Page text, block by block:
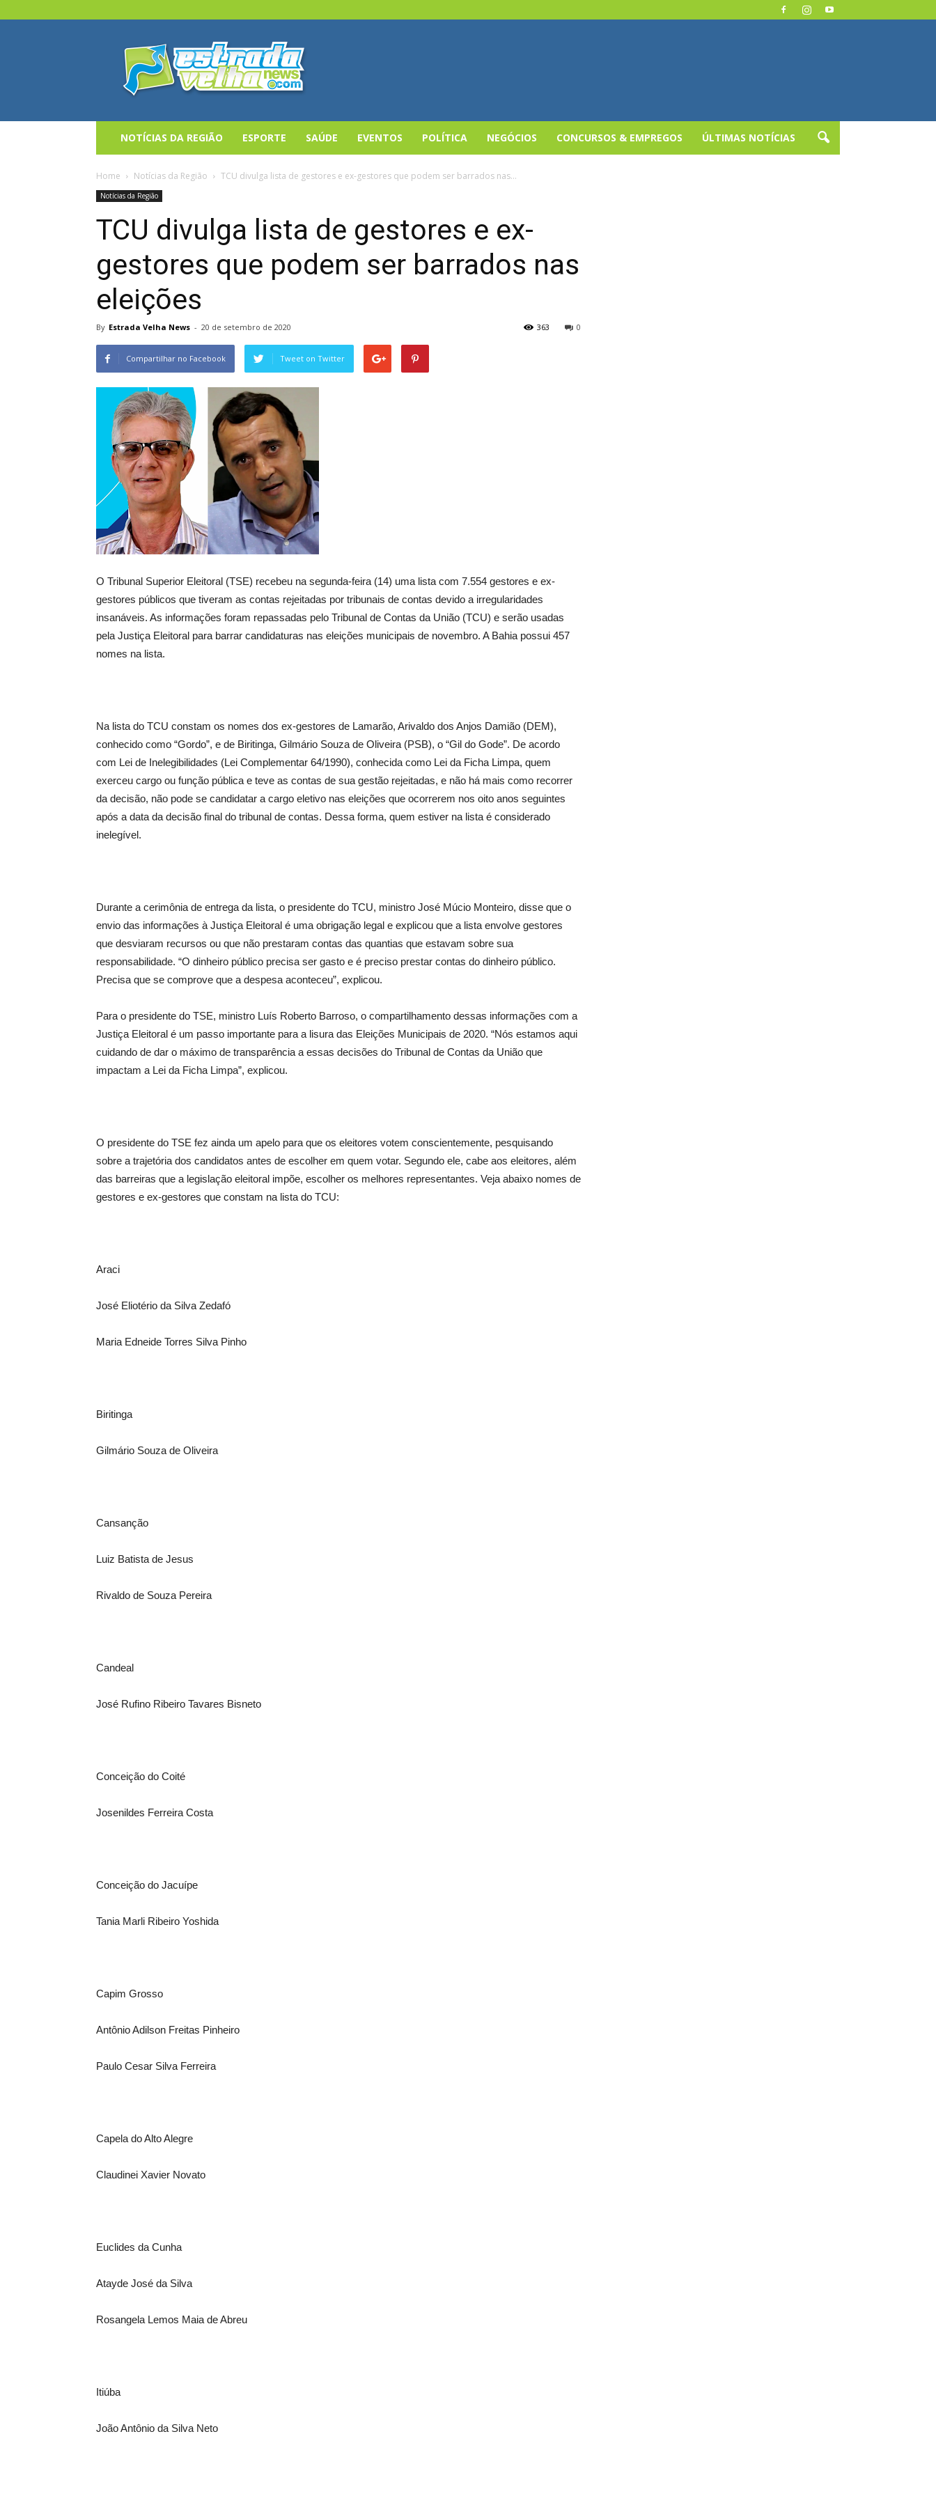
Estrada
Velha
News
NOTÍCIAS DA REGIÃO ESPORTE SAÚDE EVENTOS POLÍTICA NEGÓCIOS CONCURSOS & EMPREGOS ÚLTIMAS NOTÍCIAS
Home Notícias da Região TCU divulga lista de gestores e ex-gestores que podem ser barrados nas...
Notícias da Região
TCU divulga lista de gestores e ex-
gestores que podem ser barrados nas
eleições
By Estrada Velha News - 20 de setembro de 2020 0
363
Compartilhar no Facebook Tweet on Twitter
O Tribunal Superior Eleitoral (TSE) recebeu na segunda-feira (14) uma lista com 7.554 gestores e ex-
gestores públicos que tiveram as contas rejeitadas por tribunais de contas devido a irregularidades
insanáveis. As informações foram repassadas pelo Tribunal de Contas da União (TCU) e serão usadas
pela Justiça Eleitoral para barrar candidaturas nas eleições municipais de novembro. A Bahia possui 457
nomes na lista.
Na lista do TCU constam os nomes dos ex-gestores de Lamarão, Arivaldo dos Anjos Damião (DEM),
conhecido como “Gordo”, e de Biritinga, Gilmário Souza de Oliveira (PSB), o “Gil do Gode”. De acordo
com Lei de Inelegibilidades (Lei Complementar 64/1990), conhecida como Lei da Ficha Limpa, quem
exerceu cargo ou função pública e teve as contas de sua gestão rejeitadas, e não há mais como recorrer
da decisão, não pode se candidatar a cargo eletivo nas eleições que ocorrerem nos oito anos seguintes
após a data da decisão final do tribunal de contas. Dessa forma, quem estiver na lista é considerado
inelegível.
Durante a cerimônia de entrega da lista, o presidente do TCU, ministro José Múcio Monteiro, disse que o
envio das informações à Justiça Eleitoral é uma obrigação legal e explicou que a lista envolve gestores
que desviaram recursos ou que não prestaram contas das quantias que estavam sobre sua
responsabilidade. “O dinheiro público precisa ser gasto e é preciso prestar contas do dinheiro público.
Precisa que se comprove que a despesa aconteceu”, explicou.
Para o presidente do TSE, ministro Luís Roberto Barroso, o compartilhamento dessas informações com a
Justiça Eleitoral é um passo importante para a lisura das Eleições Municipais de 2020. “Nós estamos aqui
cuidando de dar o máximo de transparência a essas decisões do Tribunal de Contas da União que
impactam a Lei da Ficha Limpa”, explicou.
O presidente do TSE fez ainda um apelo para que os eleitores votem conscientemente, pesquisando
sobre a trajetória dos candidatos antes de escolher em quem votar. Segundo ele, cabe aos eleitores, além
das barreiras que a legislação eleitoral impõe, escolher os melhores representantes. Veja abaixo nomes de
gestores e ex-gestores que constam na lista do TCU:
Araci
José Eliotério da Silva Zedafó
Maria Edneide Torres Silva Pinho
Biritinga
Gilmário Souza de Oliveira
Cansanção
Luiz Batista de Jesus
Rivaldo de Souza Pereira
Candeal
José Rufino Ribeiro Tavares Bisneto
Conceição do Coité
Josenildes Ferreira Costa
Conceição do Jacuípe
Tania Marli Ribeiro Yoshida
Capim Grosso
Antônio Adilson Freitas Pinheiro
Paulo Cesar Silva Ferreira
Capela do Alto Alegre
Claudinei Xavier Novato
Euclides da Cunha
Atayde José da Silva
Rosangela Lemos Maia de Abreu
Itiúba
João Antônio da Silva Neto